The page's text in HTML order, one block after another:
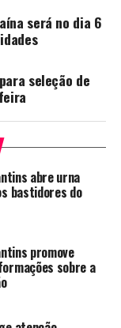
será no dia 6
seleção de
abre urna
bastidores do
promove
sobre a